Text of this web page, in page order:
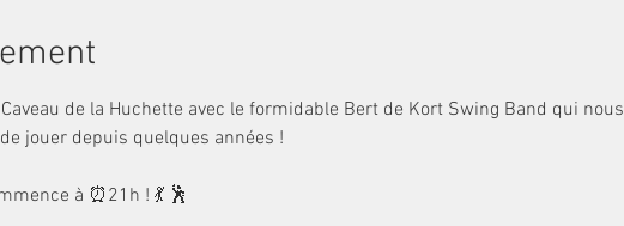
de la Huchette avec le formidable Bert de Kort Swing Band qui
jouer depuis quelques années !
à ⏰21h ! 💃 🕺